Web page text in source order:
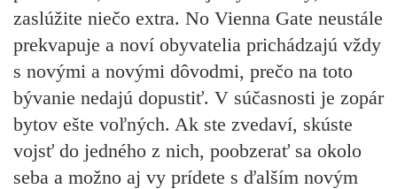
zaslúžite niečo extra. No Vienna Gate neustále
prekvapuje a noví obyvatelia prichádzajú vždy
s novými a novými dôvodmi, prečo na toto
bývanie nedajú dopustiť. V súčasnosti je zopár
bytov ešte voľných. Ak ste zvedaví, skúste
vojsť do jedného z nich, poobzerať sa okolo
seba a možno aj vy prídete s ďalším novým